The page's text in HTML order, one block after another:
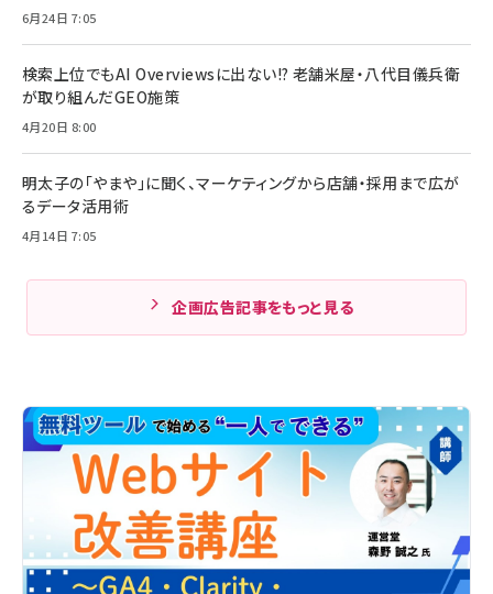
6月24日 7:05
検索上位でもAI Overviewsに出ない!? 老舗米屋・八代目儀兵衛
が取り組んだGEO施策
4月20日 8:00
明太子の「やまや」に聞く、マーケティングから店舗・採用まで広が
るデータ活用術
4月14日 7:05
企画広告記事をもっと見る